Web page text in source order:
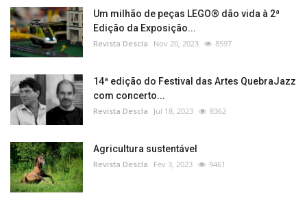
Um milhão de peças LEGO® dão vida à 2ª
Edição da Exposição...
Revista Descla Nov 20, 2023 8597
14ª edição do Festival das Artes QuebraJazz
com concerto...
Revista Descla Jul 18, 2023 8362
Agricultura sustentável
Revista Descla Fev 3, 2023 9461